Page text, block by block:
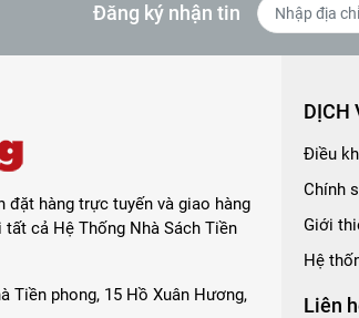
Đăng ký nhận tin
đặt hàng trực tuyến và giao hàng
cả Hệ Thống Nhà Sách Tiền
Tiền phong, 15 Hồ Xuân Hương,
DỊCH
Điều
Chính
Giới
Hệ
Liên